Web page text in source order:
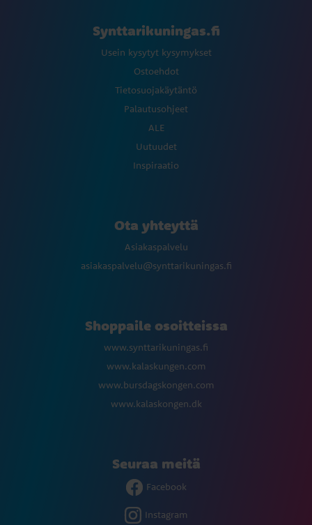
Synttarikuningas.fi
Usein kysytyt kysymykset
Ostoehdot
Tietosuojakäytäntö
Palautusohjeet
ALE
Uutuudet
Inspiraatio
Ota yhteyttä
Asiakaspalvelu
asiakaspalvelu@synttarikuningas.fi
Shoppaile osoitteissa
www.synttarikuningas.fi
www.kalaskungen.com
www.bursdagskongen.com
www.kalaskongen.dk
Seuraa meitä
Facebook
Instagram